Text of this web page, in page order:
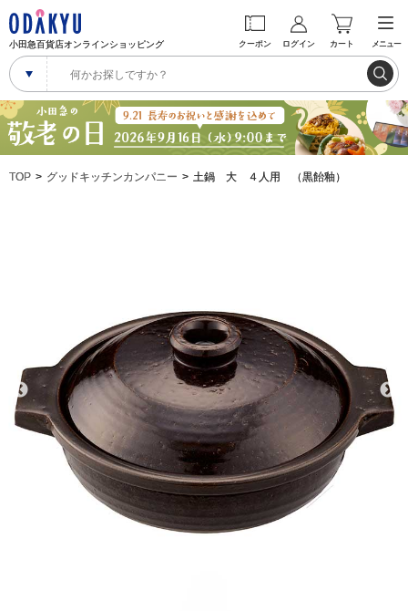
小田急百貨店オンラインショッピング クーポン ログイン カート メニュー
TOP グッドキッチンカンパニー 土鍋 大 ４人用 （黒飴釉）